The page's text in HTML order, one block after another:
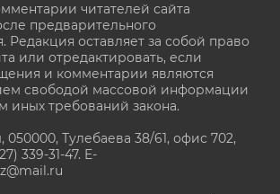
читателей сайта
предварительного
Редакция оставляет за собой право
или отредактировать, если
и комментарии являются
свободой массовой информации
иных требований закона.
050000, Тулебаева 38/61, офис 702,
339-31-47. E-